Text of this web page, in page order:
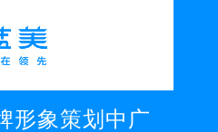
形象策划中广